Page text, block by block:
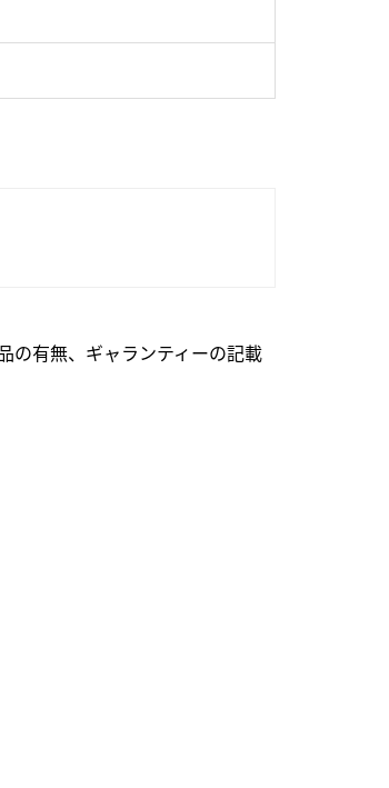
の有無、ギャランティーの記載